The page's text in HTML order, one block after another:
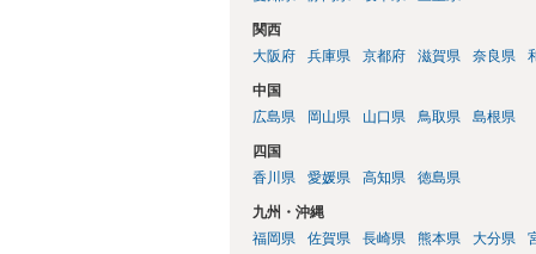
関西
大阪府
兵庫県 京都府 滋賀県 奈良県
中国
広島県
岡山県 山口県 鳥取県 島根県
四国
香川県
愛媛県 高知県 徳島県
九州・沖縄
福岡県
佐賀県 長崎県 熊本県 大分県